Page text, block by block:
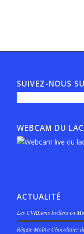
SUIVEZ-NOUS
WEBCAM DU
ACTUALITÉ
Les CVRLiens brillent en
Régate Maître Chocolatier